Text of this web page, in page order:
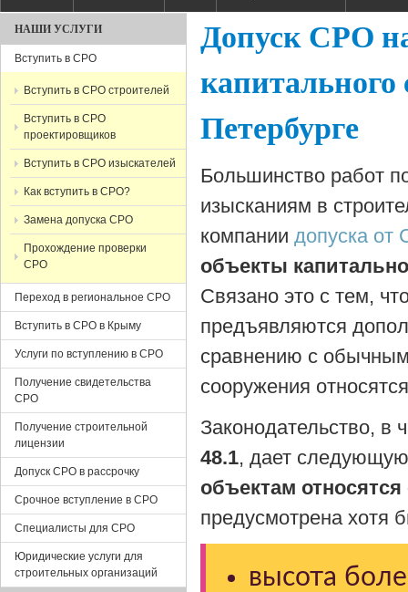
Допуск СРО
Петербурге
Большинство работ
изысканиям в
компаниидопуска от
объекты
Связано это с тем,
предъявляются
сравнению с
сооружения
Законодательство, в
48.1, дает следующую
объектам
предусмотрена хотя
высота
НАШИ УСЛУГИ
Вступить в СРО
Вступить в СРО строителей
Вступить в СРО
проектировщиков
Вступить в СРО изыскателей
Как вступить в СРО?
Замена допуска СРО
Прохождение проверки
СРО
Переход в региональное СРО
Вступить в СРО в Крыму
Услуги по вступлению в СРО
Получение свидетельства
СРО
Получение строительной
лицензии
Допуск СРО в рассрочку
Срочное вступление в СРО
Специалисты для СРО
Юридические услуги для
строительных организаций